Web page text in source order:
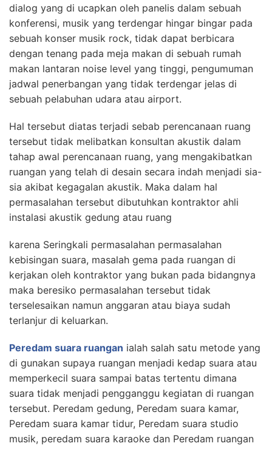
dialog yang di ucapkan oleh panelis dalam sebuah
konferensi, musik yang terdengar hingar bingar pada
sebuah konser musik rock, tidak dapat berbicara
dengan tenang pada meja makan di sebuah rumah
makan lantaran noise level yang tinggi, pengumuman
jadwal penerbangan yang tidak terdengar jelas di
sebuah pelabuhan udara atau airport.
Hal tersebut diatas terjadi sebab perencanaan ruang
tersebut tidak melibatkan konsultan akustik dalam
tahap awal perencanaan ruang, yang mengakibatkan
ruangan yang telah di desain secara indah menjadi sia-
sia akibat kegagalan akustik. Maka dalam hal
permasalahan tersebut dibutuhkan kontraktor ahli
instalasi akustik gedung atau ruang
karena Seringkali permasalahan permasalahan
kebisingan suara, masalah gema pada ruangan di
kerjakan oleh kontraktor yang bukan pada bidangnya
maka beresiko permasalahan tersebut tidak
terselesaikan namun anggaran atau biaya sudah
terlanjur di keluarkan.
Peredam suara ruangan ialah salah satu metode yang
di gunakan supaya ruangan menjadi kedap suara atau
memperkecil suara sampai batas tertentu dimana
suara tidak menjadi pengganggu kegiatan di ruangan
tersebut. Peredam gedung, Peredam suara kamar,
Peredam suara kamar tidur, Peredam suara studio
musik, peredam suara karaoke dan Peredam ruangan